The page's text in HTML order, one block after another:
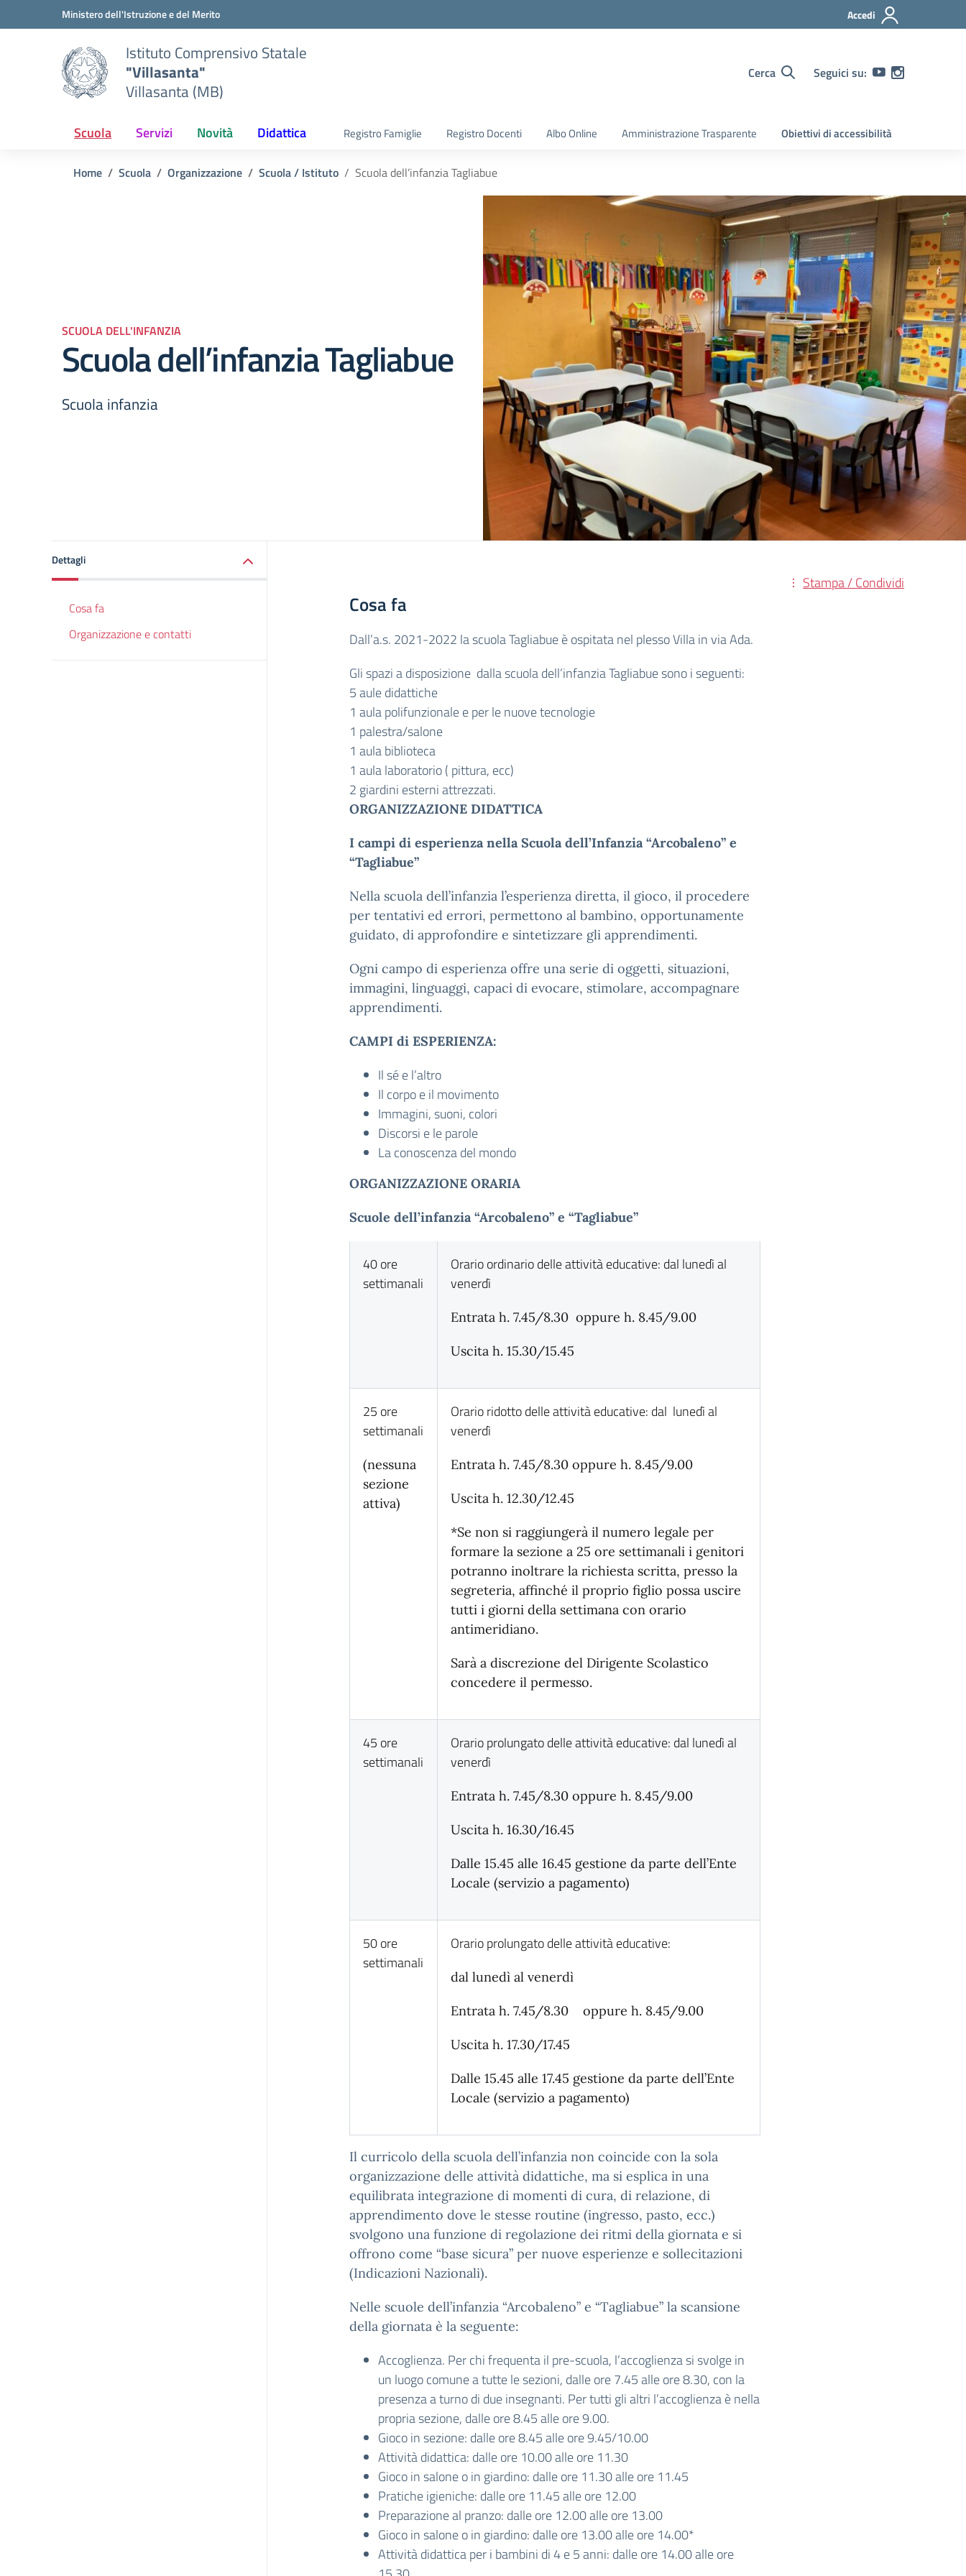
Vai ai contenuti
Vai al menu di navigazioneMinistero dell'Istruzione e del Merito Accedi
Istituto Comprensivo Statale
"Villasanta"
Villasanta (MB)
Cerca Seguici su:
Scuola Servizi Novità Didattica Registro Famiglie Registro Docenti Albo Online Amministrazione Trasparente Obiettivi di accessibilità
Home Scuola Organizzazione Scuola / Istituto Scuola dell’infanzia Tagliabue
SCUOLA DELL'INFANZIA
Scuola dell’infanzia Tagliabue
Scuola infanzia
Dettagli
Cosa fa
Organizzazione e contatti
Stampa / Condividi
Cosa fa
Dall’a.s. 2021-2022 la scuola Tagliabue è ospitata nel plesso Villa in via Ada.
Gli spazi a disposizione dalla scuola dell’infanzia Tagliabue sono i seguenti:
5 aule didattiche
1 aula polifunzionale e per le nuove tecnologie
1 palestra/salone
1 aula biblioteca
1 aula laboratorio ( pittura, ecc)
2 giardini esterni attrezzati.
ORGANIZZAZIONE DIDATTICA
I campi di esperienza nella Scuola dell’Infanzia “Arcobaleno” e
“Tagliabue”
Nella scuola dell’infanzia l’esperienza diretta, il gioco, il procedere
per tentativi ed errori, permettono al bambino, opportunamente
guidato, di approfondire e sintetizzare gli apprendimenti.
Ogni campo di esperienza offre una serie di oggetti, situazioni,
immagini, linguaggi, capaci di evocare, stimolare, accompagnare
apprendimenti.
CAMPI di ESPERIENZA:
Il sé e l’altro
Il corpo e il movimento
Immagini, suoni, colori
Discorsi e le parole
La conoscenza del mondo
ORGANIZZAZIONE ORARIA
Scuole dell’infanzia “Arcobaleno” e “Tagliabue”
40 ore
settimanali
Orario ordinario delle attività educative: dal lunedì al
venerdì
Entrata h. 7.45/8.30 oppure h. 8.45/9.00
Uscita h. 15.30/15.45
25 ore
settimanali
(nessuna
sezione
attiva)
Orario ridotto delle attività educative: dal lunedì al
venerdì
Entrata h. 7.45/8.30 oppure h. 8.45/9.00
Uscita h. 12.30/12.45
*Se non si raggiungerà il numero legale per
formare la sezione a 25 ore settimanali i genitori
potranno inoltrare la richiesta scritta, presso la
segreteria, affinché il proprio figlio possa uscire
tutti i giorni della settimana con orario
antimeridiano.
Sarà a discrezione del Dirigente Scolastico
concedere il permesso.
45 ore
settimanali
Orario prolungato delle attività educative: dal lunedì al
venerdì
Entrata h. 7.45/8.30 oppure h. 8.45/9.00
Uscita h. 16.30/16.45
Dalle 15.45 alle 16.45 gestione da parte dell’Ente
Locale (servizio a pagamento)
50 ore
settimanali
Orario prolungato delle attività educative:
dal lunedì al venerdì
Entrata h. 7.45/8.30 oppure h. 8.45/9.00
Uscita h. 17.30/17.45
Dalle 15.45 alle 17.45 gestione da parte dell’Ente
Locale (servizio a pagamento)
Il curricolo della scuola dell’infanzia non coincide con la sola
organizzazione delle attività didattiche, ma si esplica in una
equilibrata integrazione di momenti di cura, di relazione, di
apprendimento dove le stesse routine (ingresso, pasto, ecc.)
svolgono una funzione di regolazione dei ritmi della giornata e si
offrono come “base sicura” per nuove esperienze e sollecitazioni
(Indicazioni Nazionali).
Nelle scuole dell’infanzia “Arcobaleno” e “Tagliabue” la scansione
della giornata è la seguente:
Accoglienza. Per chi frequenta il pre-scuola, l’accoglienza si svolge in
un luogo comune a tutte le sezioni, dalle ore 7.45 alle ore 8.30, con la
presenza a turno di due insegnanti. Per tutti gli altri l’accoglienza è nella
propria sezione, dalle ore 8.45 alle ore 9.00.
Gioco in sezione: dalle ore 8.45 alle ore 9.45/10.00
Attività didattica: dalle ore 10.00 alle ore 11.30
Gioco in salone o in giardino: dalle ore 11.30 alle ore 11.45
Pratiche igieniche: dalle ore 11.45 alle ore 12.00
Preparazione al pranzo: dalle ore 12.00 alle ore 13.00
Gioco in salone o in giardino: dalle ore 13.00 alle ore 14.00*
Attività didattica per i bambini di 4 e 5 anni: dalle ore 14.00 alle ore